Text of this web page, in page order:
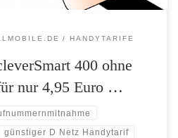
HANDYTARIFE
400 ohne
nur 4,95 Euro …
günstiger D Netz Handytarif